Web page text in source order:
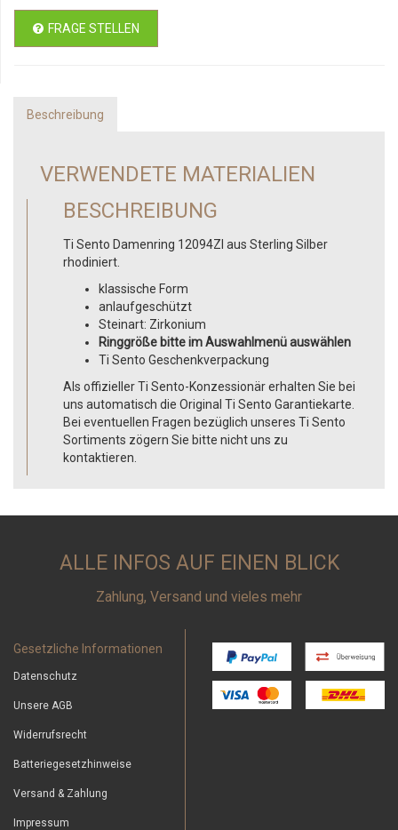
FRAGE STELLEN
Beschreibung
VERWENDETE MATERIALIEN
BESCHREIBUNG
Ti Sento Damenring 12094ZI aus Sterling Silber
rhodiniert.
klassische Form
anlaufgeschützt
Steinart: Zirkonium
Ringgröße bitte im Auswahlmenü auswählen
Ti Sento Geschenkverpackung
Als offizieller Ti Sento-Konzessionär erhalten Sie bei
uns automatisch die Original Ti Sento Garantiekarte.
Bei eventuellen Fragen bezüglich unseres Ti Sento
Sortiments zögern Sie bitte nicht uns zu
kontaktieren.
ALLE INFOS AUF EINEN BLICK
Zahlung, Versand und vieles mehr
Gesetzliche Informationen
Datenschutz
Unsere AGB
Widerrufsrecht
Batteriegesetzhinweise
Versand & Zahlung
Impressum